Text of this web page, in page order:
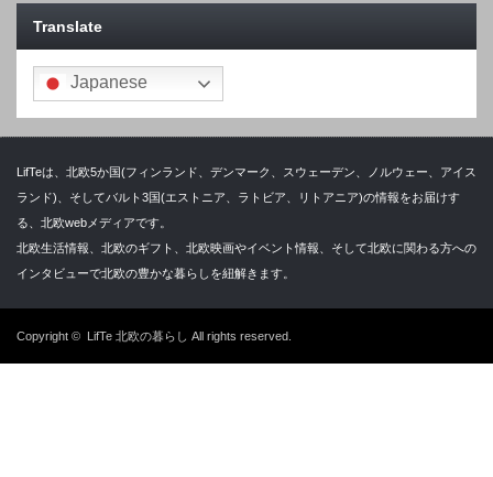
Translate
Japanese
LifTeは、北欧5か国(フィンランド、デンマーク、スウェーデン、ノルウェー、アイス
ランド)、そしてバルト3国(エストニア、ラトビア、リトアニア)の情報をお届けす
る、北欧webメディアです。
北欧生活情報、北欧のギフト、北欧映画やイベント情報、そして北欧に関わる方への
インタビューで北欧の豊かな暮らしを紐解きます。
Copyright © LifTe 北欧の暮らし All rights reserved.